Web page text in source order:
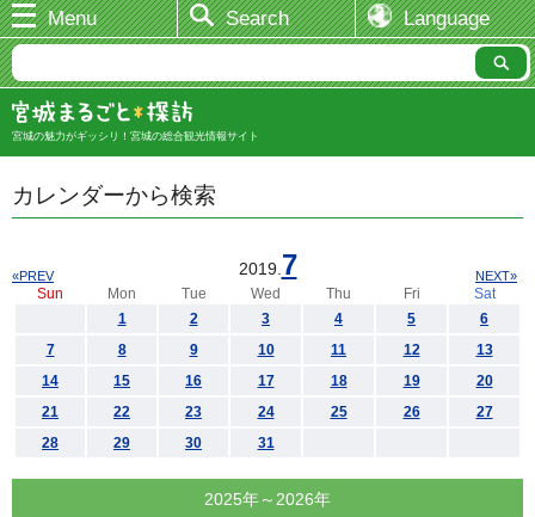
Menu Search Language
宮城の魅力がギッシリ！宮城の総合観光情報サイト
カレンダーから検索
2019. 7
«PREV NEXT»
Sun Mon Tue Wed Thu Fri
Sat
1
2 3 4 5
6
7
8 9 10 11 12
13
14
15 16 17 18 19
20
21
22 23 24 25 26
27
28
29 30 31
2025年～2026年